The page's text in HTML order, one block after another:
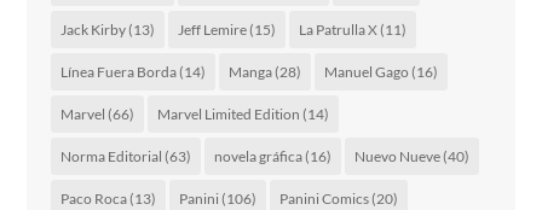
Jack Kirby(13) Jeff Lemire(15) La Patrulla X(11)
Línea Fuera Borda(14) Manga(28) Manuel Gago (16)
Marvel (66) Marvel Limited Edition (14)
Norma Editorial (63) novela gráfica(16) Nuevo Nueve(40)
Paco Roca(13) Panini(106) Panini Comics(20)